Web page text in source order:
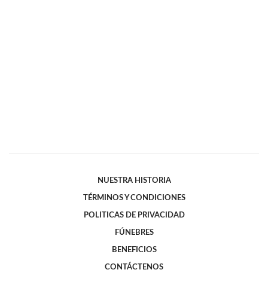
NUESTRA HISTORIA
TÉRMINOS Y CONDICIONES
POLITICAS DE PRIVACIDAD
FÚNEBRES
BENEFICIOS
CONTÁCTENOS